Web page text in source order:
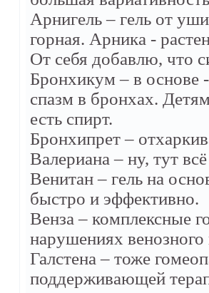
Арнигель – гель от
горная. Арника -
От себя добавлю, что
Бронхикум – в основе
спазм в бронхах.
есть спирт.
Бронхипрет –
Валериана – ну, тут
Венитан – гель на
быстро и эффективно.
Венза – комплексные
нарушениях
Галстена – тоже
поддерживающей